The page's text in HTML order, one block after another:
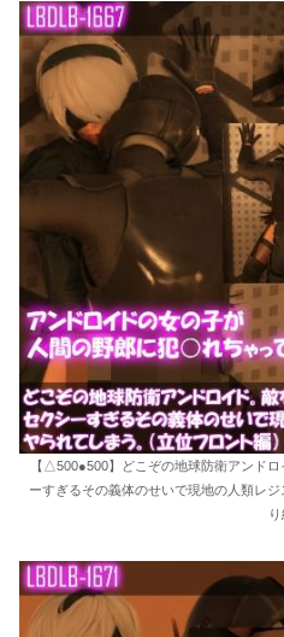
【△500●500】どこぞの地球防衛アンド
ーすぎるその義体のせいで現地の人類レ